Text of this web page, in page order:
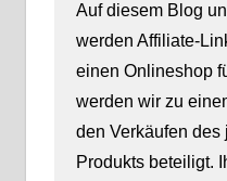
Auf diesem Blog
werden Affiliate-
einen Onlineshop
werden wir zu
den Verkäufen
Produkts beteiligt.